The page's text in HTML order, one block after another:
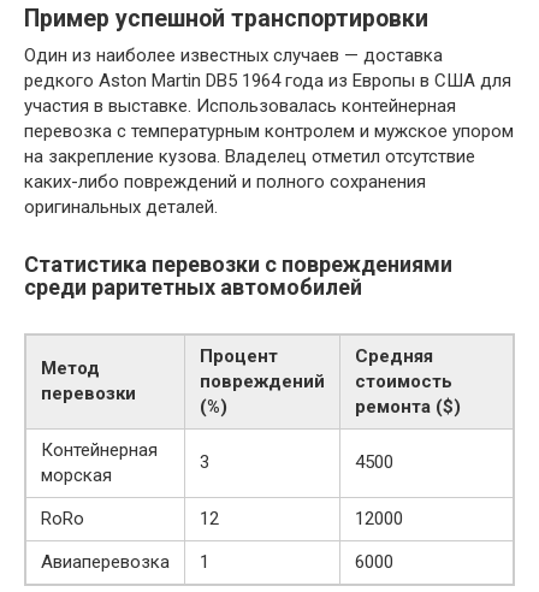
Пример успешной транспортировки
Один из наиболее известных случаев — доставка
редкого Aston Martin DB5 1964 года из Европы в США для
участия в выставке. Использовалась контейнерная
перевозка с температурным контролем и мужское упором
на закрепление кузова. Владелец отметил отсутствие
каких-либо повреждений и полного сохранения
оригинальных деталей.
Статистика перевозки с повреждениями
среди раритетных автомобилей
Метод
перевозки
Процент
повреждений
(%)
Средняя
стоимость
ремонта ($)
Контейнерная
морская
3 4500
RoRo 12
12000
Авиаперевозка
1 6000